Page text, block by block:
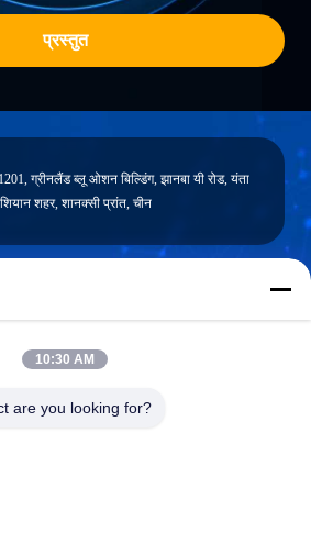
प्रस्तुत
ग्रीनलैंड ब्लू ओशन बिल्डिंग, झानबा यी रोड, यंता
शहर, शानक्सी प्रांत, चीन
gyl@163.com
10:30 AM
are you looking for?